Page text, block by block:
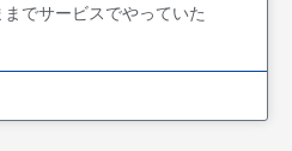
でサービスでやっていた